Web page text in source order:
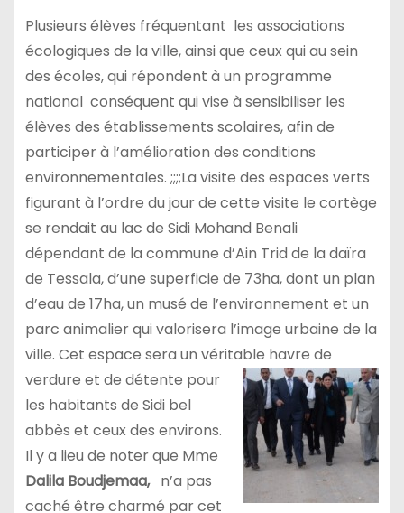
Plusieurs élèves fréquentant les associations
écologiques de la ville, ainsi que ceux qui au sein
des écoles, qui répondent à un programme
national conséquent qui vise à sensibiliser les
élèves des établissements scolaires, afin de
participer à l’amélioration des conditions
environnementales. ;;;;La visite des espaces verts
figurant à l’ordre du jour de cette visite le cortège
se rendait au lac de Sidi Mohand Benali
dépendant de la commune d’Ain Trid de la daïra
de Tessala, d’une superficie de 73ha, dont un plan
d’eau de 17ha, un musé de l’environnement et un
parc animalier qui valorisera l’image urbaine de la
ville. Cet espace sera un véritable havre de
verdure et de détente pour
les habitants de Sidi bel
abbès et ceux des environs.
Il y a lieu de noter que Mme
Dalila Boudjemaa, n’a pas
caché être charmé par cet